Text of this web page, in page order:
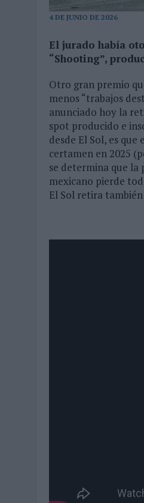
MONEDA”
4 DE JUNIO DE 2026
El jurado había
“Shooting”,
Otro gran premio
menos “trabajos
anunciado hoy la
spot producido e
desde El Sol, es
certamen en 2025
se determina que la
mexicano pierde
El Sol retira